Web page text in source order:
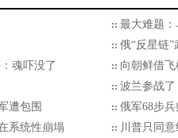
最大难题：
俄“反星链
魂吓没了
向朝鲜借
波兰参战了
遭包围
俄军68步
系统性崩塌
川普只同